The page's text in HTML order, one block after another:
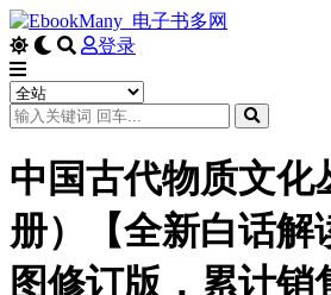
登录
中国古代物质文化
册）【全新白话解
图修订版，累计销